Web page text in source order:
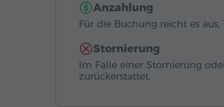
Anzahlung
Für die Buchung reicht es aus,
Stornierung
Im Falle einer Stornierung
zurückerstattet.